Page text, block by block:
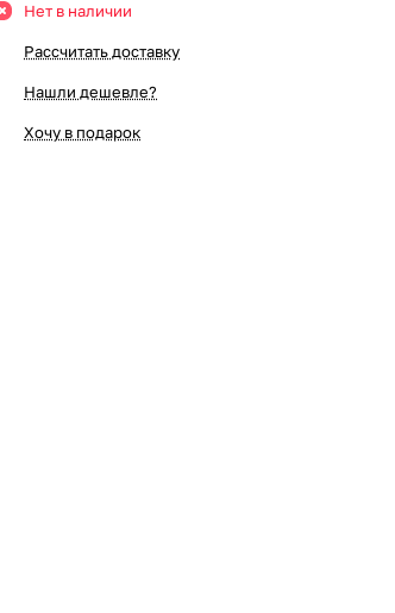
Нет в наличии
Рассчитать доставку
Нашли дешевле?
Хочу в подарок